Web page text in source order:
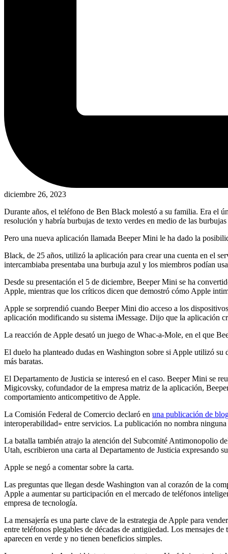
diciembre 26, 2023
Durante años, el teléfono de Ben Black molestó a su familia. Era el
resolución y habría burbujas de texto verdes en medio de las burbujas
Pero una nueva aplicación llamada Beeper Mini le ha dado la
Black, de 25 años, utilizó la aplicación para crear una cuenta en el
intercambiaba presentaba una burbuja azul y los miembros podían
Desde su presentación el 5 de diciembre, Beeper Mini se ha
Apple, mientras que los críticos dicen que demostró cómo Apple
Apple se sorprendió cuando Beeper Mini dio acceso a los
aplicación modificando su sistema iMessage. Dijo que la aplicación
La reacción de Apple desató un juego de Whac-a-Mole, en el que
El duelo ha planteado dudas en Washington sobre si Apple utilizó su
más baratas.
El Departamento de Justicia se interesó en el caso. Beeper Mini se
Migicovsky, cofundador de la empresa matriz de la aplicación,
comportamiento anticompetitivo de Apple.
La Comisión Federal de Comercio declaró en una publicación de
interoperabilidad» entre servicios. La publicación no nombra ninguna
La batalla también atrajo la atención del Subcomité Antimonopolio
Utah, escribieron una carta al Departamento de Justicia expresando
Apple se negó a comentar sobre la carta.
Las preguntas que llegan desde Washington van al corazón de la
Apple a aumentar su participación en el mercado de teléfonos
empresa de tecnología.
La mensajería es una parte clave de la estrategia de Apple para
entre teléfonos plegables de décadas de antigüedad. Los mensajes
aparecen en verde y no tienen beneficios simples.